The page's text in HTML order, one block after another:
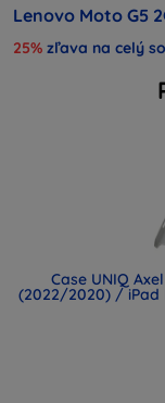
Lenovo Moto G5
25% zľava na celý
Case UNIQ
(2022/2020) / iPad